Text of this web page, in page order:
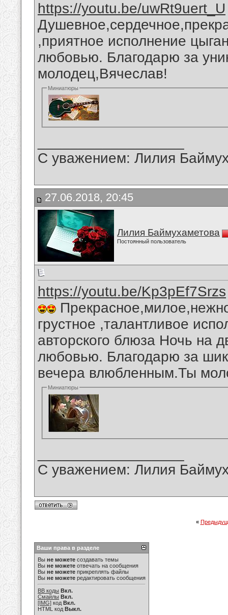
https://youtu.be/uwRt9uert_U
,приятное исполнение
любовью. Благодарю за
молодец,Вячеслав!
Миниатюры
С уважением: Лилия
27.06.2018, 20:45
Лилия Баймухаметова
Постоянный пользователь
https://youtu.be/Kp3pEf7Srzs
грустное ,талантливое
авторского блюза Ночь на
любовью. Благодарю за
вечера влюбленным.Ты
Миниатюры
С уважением: Лилия
«
Ваши права в разделе
Вы не можете создавать темы
Вы не можете отвечать на сообщения
Вы не можете прикреплять файлы
Вы не можете редактировать сообщения
BB коды Вкл.
Смайлы Вкл.
[IMG] код Вкл.
HTML код Выкл.